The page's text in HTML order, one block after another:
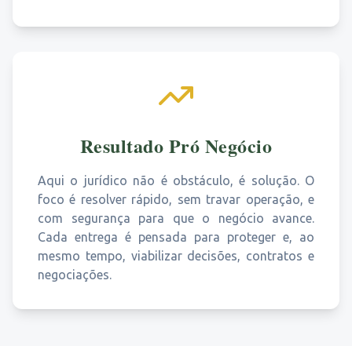
Resultado Pró Negócio
Aqui o jurídico não é obstáculo, é solução. O
foco é resolver rápido, sem travar operação, e
com segurança para que o negócio avance.
Cada entrega é pensada para proteger e, ao
mesmo tempo, viabilizar decisões, contratos e
negociações.